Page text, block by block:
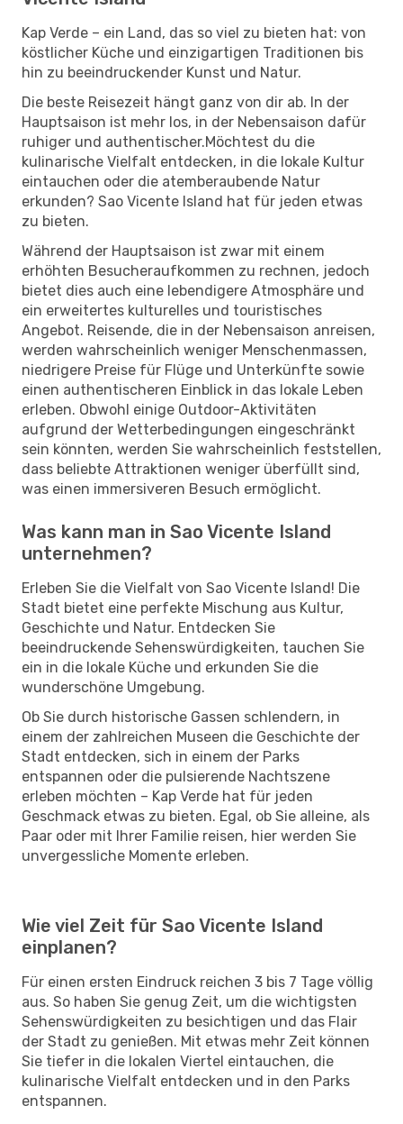
Kap Verde – ein Land, das so viel zu bieten hat: von
köstlicher Küche und einzigartigen Traditionen bis
hin zu beeindruckender Kunst und Natur.
Die beste Reisezeit hängt ganz von dir ab. In der
Hauptsaison ist mehr los, in der Nebensaison dafür
ruhiger und authentischer.Möchtest du die
kulinarische Vielfalt entdecken, in die lokale Kultur
eintauchen oder die atemberaubende Natur
erkunden? Sao Vicente Island hat für jeden etwas
zu bieten.
Während der Hauptsaison ist zwar mit einem
erhöhten Besucheraufkommen zu rechnen, jedoch
bietet dies auch eine lebendigere Atmosphäre und
ein erweitertes kulturelles und touristisches
Angebot. Reisende, die in der Nebensaison anreisen,
werden wahrscheinlich weniger Menschenmassen,
niedrigere Preise für Flüge und Unterkünfte sowie
einen authentischeren Einblick in das lokale Leben
erleben. Obwohl einige Outdoor-Aktivitäten
aufgrund der Wetterbedingungen eingeschränkt
sein könnten, werden Sie wahrscheinlich feststellen,
dass beliebte Attraktionen weniger überfüllt sind,
was einen immersiveren Besuch ermöglicht.
Was kann man in Sao Vicente Island
unternehmen?
Erleben Sie die Vielfalt von Sao Vicente Island! Die
Stadt bietet eine perfekte Mischung aus Kultur,
Geschichte und Natur. Entdecken Sie
beeindruckende Sehenswürdigkeiten, tauchen Sie
ein in die lokale Küche und erkunden Sie die
wunderschöne Umgebung.
Ob Sie durch historische Gassen schlendern, in
einem der zahlreichen Museen die Geschichte der
Stadt entdecken, sich in einem der Parks
entspannen oder die pulsierende Nachtszene
erleben möchten – Kap Verde hat für jeden
Geschmack etwas zu bieten. Egal, ob Sie alleine, als
Paar oder mit Ihrer Familie reisen, hier werden Sie
unvergessliche Momente erleben.
Wie viel Zeit für Sao Vicente Island
einplanen?
Für einen ersten Eindruck reichen 3 bis 7 Tage völlig
aus. So haben Sie genug Zeit, um die wichtigsten
Sehenswürdigkeiten zu besichtigen und das Flair
der Stadt zu genießen. Mit etwas mehr Zeit können
Sie tiefer in die lokalen Viertel eintauchen, die
kulinarische Vielfalt entdecken und in den Parks
entspannen.